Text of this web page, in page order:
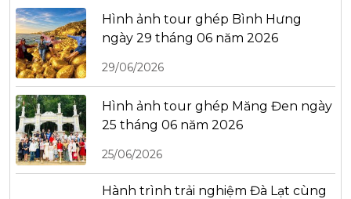
Hình ảnh tour ghép Bình Hưng
ngày 29 tháng 06 năm 2026
29/06/2026
Hình ảnh tour ghép Măng Đen ngày
25 tháng 06 năm 2026
25/06/2026
Hành trình trải nghiệm Đà Lạt cùng